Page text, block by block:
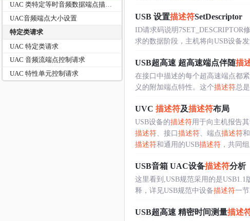
UAC 类特定等时音频数据端点描述符
UAC音频端点大小设置
特定类请求
UAC 特定类请求
UAC 音频流端点控制请求
UAC 特性单元控制请求
USB 设置描述符SetDescriptor
ID请求码说明7SET_DESCRIPTOR
求的数据阶段，主机将向USB设备
USB超高速 超高速端点伴随描
在接口中描述的每个超高速端点都
义的附加端点特性。这个描述符总
UVC 描述符及描述符布局
USB设备的描述符用于向主机报告
描述符、接口 描述符、端点描述符
描述符和通用的USB描述符，共同
USB音箱 UAC设备描述符分析
这里看到,USB规范采用的是USB1.1
释，详见USB规范中设备描述符一节
USB超高速 精密时间测量描述